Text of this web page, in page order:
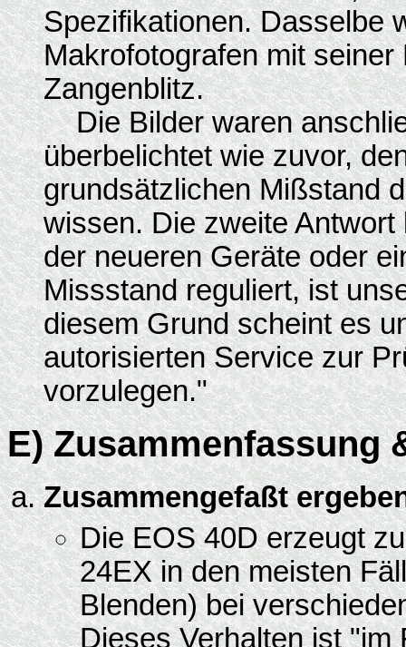
Spezifikationen. Dasselbe
Makrofotografen mit
Zangenblitz.
Die Bilder waren
überbelichtet wie zuvor,
grundsätzlichen Mißstand
wissen. Die zweite
der neueren Geräte oder
Missstand reguliert, ist
diesem Grund scheint es
autorisierten Service zur
vorzulegen."
E) Zusammenfassung
Zusammengefaßt
Die EOS 40D erzeugt
24EX in den meisten
Blenden) bei
Dieses Verhalten ist "im